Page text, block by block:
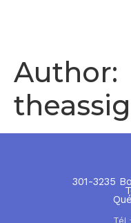
Author:
301-3235
Tél